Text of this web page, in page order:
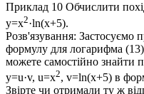
Приклад 10 Обчислити
y=x2·ln(x+5).
Розв'язування: Застосуємо
формулу для логарифма
можете самостійно знайти
y=u·v, u=x2, v=ln(x+5) в
Звірте чи отримали ту ж